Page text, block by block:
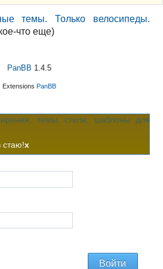
темы. Только велосипеды.
что еще)
PanBB 1.4.5
Extensions PanBB
стаю!x